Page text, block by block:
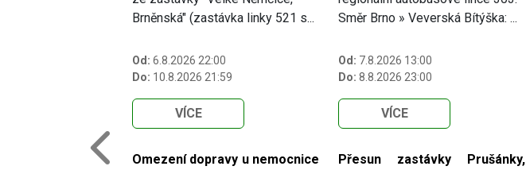
Brněnská" (zastávka linky 521 s...
Od: 6.8.2026 22:00
Do: 10.8.2026 21:59
VÍCE
Směr Brno » Veverská Bítýška: ...
Od: 7.8.2026 13:00
Do: 8.8.2026 23:00
VÍCE
Omezení dopravy u nemocnice
Přesun zastávky Prušánky,
Previous